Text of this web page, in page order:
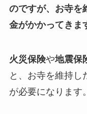
のですが、お寺を
金がかかってきま
火災保険や地震保
と、お寺を維持し
が必要になります。